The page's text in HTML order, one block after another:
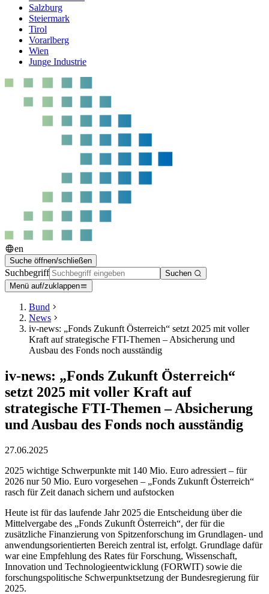
Salzburg
Steiermark
Tirol
Vorarlberg
Wien
Junge Industrie
en
Suche öffnen/schließen
Suchbegriff
Suchen
Menü auf/zuklappen
Bund
News
iv-news: „Fonds Zukunft Österreich“ setzt 2025 mit voller
Kraft auf strategische FTI-Themen – Absicherung und
Ausbau des Fonds noch ausständig
iv-news: „Fonds Zukunft Österreich“
setzt 2025 mit voller Kraft auf
strategische FTI-Themen – Absicherung
und Ausbau des Fonds noch ausständig
27.06.2025
2025 wichtige Schwerpunkte mit 140 Mio. Euro adressiert – für
2026 nur 50 Mio. Euro vorgesehen – „Fonds Zukunft Österreich“
rasch für Zeit danach sichern und aufstocken
Heute ist für das laufende Jahr 2025 die Entscheidung über die
Mittelvergabe des „Fonds Zukunft Österreich“, der für die
zusätzliche Finanzierung von Spitzenforschung im Grundlagen- und
anwendungsorientierten Bereich zentral ist, erfolgt. Grundlage dafür
war eine Empfehlung des Rates für Forschung, Wissenschaft,
Innovation und Technologieentwicklung (FORWIT) sowie die
forschungspolitische Schwerpunktsetzung der Bundesregierung für
2025.